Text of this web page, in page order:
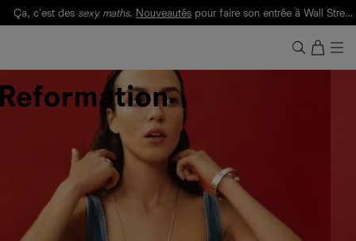
Ça, c'est des sexy maths. Nouveautés pour faire son entrée à Wall Street.